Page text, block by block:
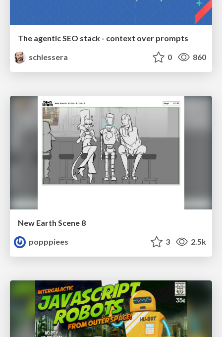
The agentic SEO stack - context over prompts
schlessera
0 860
New Earth Scene 8
popppiees
3 2.5k